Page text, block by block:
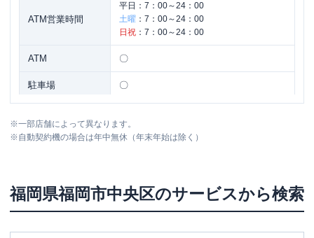
ATM営業時間
平日： 7：00～24：00
土曜 ： 7：00～24：00
日祝 ： 7：00～24：00
ATM 〇
駐車場 〇
営業時間
土曜：-
平日：7：00～24：00
※一部店舗によって異なります。
※自動契約機の場合は年中無休（年末年始は除く）
福岡県福岡市中央区のサービスから検索